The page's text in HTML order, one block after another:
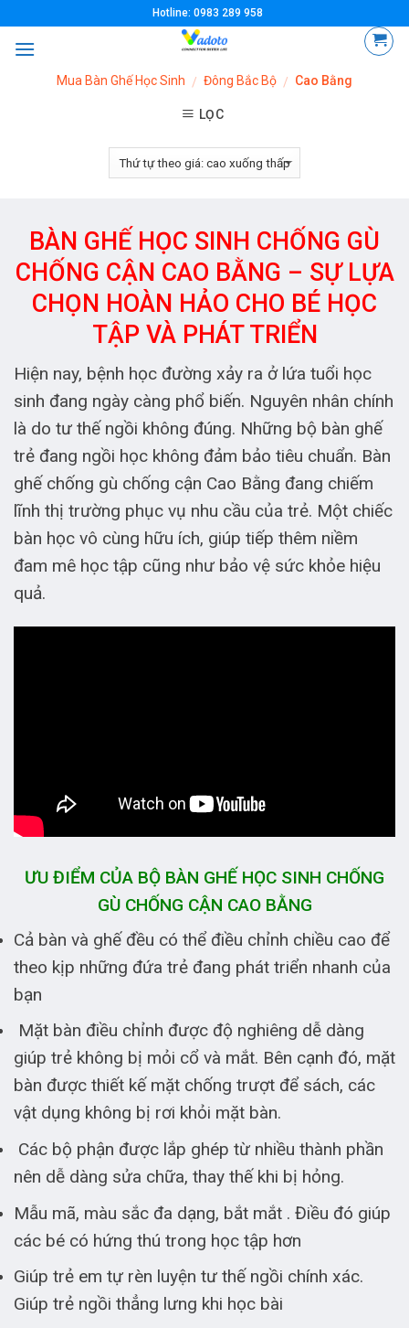
content
Hotline: 0983 289 958
Mua Bàn Ghế Học Sinh / Đông Bắc Bộ / Cao Bằng
LỌC
BÀN GHẾ HỌC SINH CHỐNG GÙ
CHỐNG CẬN CAO BẰNG – SỰ LỰA
CHỌN HOÀN HẢO CHO BÉ HỌC
TẬP VÀ PHÁT TRIỂN
Hiện nay, bệnh học đường xảy ra ở lứa tuổi học
sinh đang ngày càng phổ biến. Nguyên nhân chính
là do tư thế ngồi không đúng. Những bộ bàn ghế
trẻ đang ngồi học không đảm bảo tiêu chuẩn. Bàn
ghế chống gù chống cận Cao Bằng đang chiếm
lĩnh thị trường phục vụ nhu cầu của trẻ. Một chiếc
bàn học vô cùng hữu ích, giúp tiếp thêm niềm
đam mê học tập cũng như bảo vệ sức khỏe hiệu
quả.
ƯU ĐIỂM CỦA BỘ BÀN GHẾ HỌC SINH CHỐNG
GÙ CHỐNG CẬN CAO BẰNG
Cả bàn và ghế đều có thể điều chỉnh chiều cao để
theo kịp những đứa trẻ đang phát triển nhanh của
bạn
Mặt bàn điều chỉnh được độ nghiêng dễ dàng
giúp trẻ không bị mỏi cổ và mắt. Bên cạnh đó, mặt
bàn được thiết kế mặt chống trượt để sách, các
vật dụng không bị rơi khỏi mặt bàn.
Các bộ phận được lắp ghép từ nhiều thành phần
nên dễ dàng sửa chữa, thay thế khi bị hỏng.
Mẫu mã, màu sắc đa dạng, bắt mắt . Điều đó giúp
các bé có hứng thú trong học tập hơn
Giúp trẻ em tự rèn luyện tư thế ngồi chính xác.
Giúp trẻ ngồi thẳng lưng khi học bài